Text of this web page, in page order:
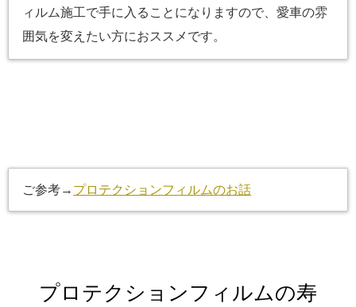
ィルム施工で手に入ることになりますので、愛車の雰
囲気を変えたい方におススメです。
ご参考→ プロテクションフィルムのお話
プロテクションフィルムの寿